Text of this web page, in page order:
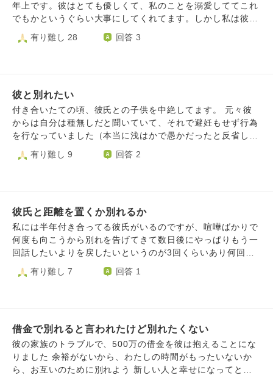
年上です。彼はとても優しくて、私のことを溺愛しててこれ
でもかというぐらい大事にしてくれてます。しかし私は彼と
の将来に不安を感じ、不安障害になり通院するまで、彼との
未来に不安です。住むとなると彼が住んでる住宅になります
かなくなってしまい、嫌な面しかみれなくなり、自身の身体
にまで影響がでだし、今後もっと体も潰れていくのではと思
ってしまい、、、（胃痛 肋間神経痛等）。周りから覇気が
なくなったと言われ、元気もなくなり、また自分の気持ちが
結婚や現実的に一緒に暮らすことが厳しいと思ってます。で
り、別れるか別れないか悩んでおります。 別れて一人暮ら
しして、もう好きなことして新たな人生生きていきたいなど
も思ってます。でも彼と離れるのは寂しい気持ちもさあ
り、、、、この負の繰り返しループから抜け出せません。
有り難し 28 回答 3
彼と別れたい
付き合いたての頃、彼氏との子供を中絶してます。 元々彼
からは自分は種無しだと聞いていて、それで避妊もせず行為
を行なっていました（本当に浅はかで愚かだったと反省して
います） 妊娠が発覚した時、種無しの自分が妊娠させたな
んて信じられないというような反応をしていましたが、私は
の、ゼロでないとのことでした。 それから、水子供養を行
い、お盆正月や中絶手術をした日など何度も2人でお寺に行
って手を合わせていました。 ですが、最近彼の行動に不審
な点があり、スマホを見たところ浮気が発覚しました。 彼
ら避妊なしで行為させてほしいとメッセージを送っていまし
避妊なしで行為するために、種無しだと言っていたとしか思
えません。 中絶してしまったことに傷ついていたのは私だ
けで、彼はなんとも思っておらず騙されただけではないか
と、浮気以前にそれが本当にショックで、彼のことが信じら
有り難し 9 回答 2
彼氏と距離を置くか別れるか
私には半年付き合ってる彼氏がいるのですが、喧嘩ばかりで
何度も向こうから別れを告げてきて数日後にやっぱりもう一
回話したいよりを戻したいというのが3回くらいあり何回も
振り回されてます。 今回も別れようと一方的に言われて2日
後にはもう一度話してよりを戻したいとのこと。 一度また
と言ってきました。 私は彼の過去の疑わしい行動などで、
会わない連絡取らないは余計に信用を無くして、距離置いて
る間に何されてるかわからないから嫌と告げました。 でも
俺は距離を置かないと嫌だと私の意見は聞いてくれません。
有り難し 7 回答 1
借金で別れると言われたけど別れたくない
彼の家族のトラブルで、500万の借金を彼は抱えることにな
りました 余裕がないから、わたしの時間がもったいないか
ら、お互いのために別れよう 新しい人と幸せになってと言